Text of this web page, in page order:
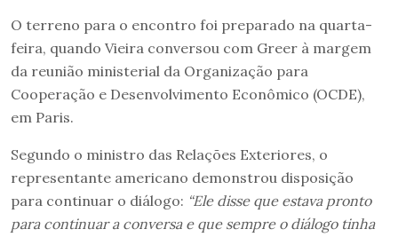
O terreno para o encontro foi preparado na quarta-
feira, quando Vieira conversou com Greer à margem
da reunião ministerial da Organização para
Cooperação e Desenvolvimento Econômico (OCDE),
em Paris.
Segundo o ministro das Relações Exteriores, o
representante americano demonstrou disposição
para continuar o diálogo: “Ele disse que estava pronto
para continuar a conversa e que sempre o diálogo tinha